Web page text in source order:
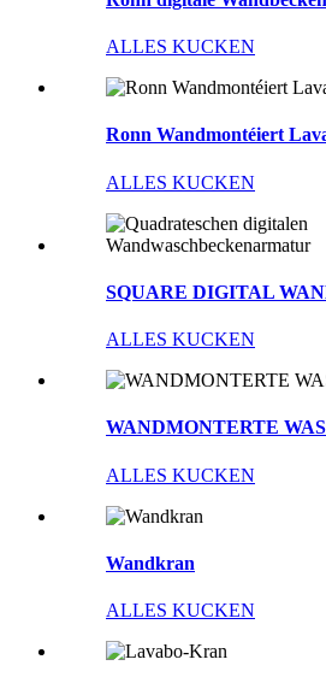
ALLES KUCKEN
Ronn Wandmontéiert
ALLES KUCKEN
SQUARE DIGITAL
ALLES KUCKEN
WANDMONTERTE
ALLES KUCKEN
Wandkran
ALLES KUCKEN